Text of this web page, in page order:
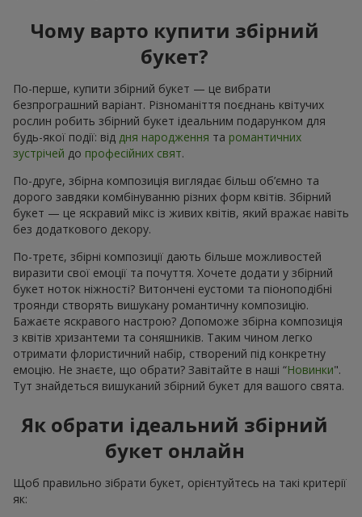
Чому варто купити збірний
букет?
По-перше, купити збірний букет — це вибрати
безпрограшний варіант. Різноманіття поєднань квітучих
рослин робить збірний букет ідеальним подарунком для
будь-якої події: від дня народження та романтичних
зустрічей до професійних свят.
По-друге, збірна композиція виглядає більш об’ємно та
дорого завдяки комбінуванню різних форм квітів. Збірний
букет — це яскравий мікс із живих квітів, який вражає навіть
без додаткового декору.
По-третє, збірні композиції дають більше можливостей
виразити свої емоції та почуття. Хочете додати у збірний
букет ноток ніжності? Витончені еустоми та піоноподібні
троянди створять вишукану романтичну композицію.
Бажаєте яскравого настрою? Допоможе збірна композиція
з квітів хризантеми та соняшників. Таким чином легко
отримати флористичний набір, створений під конкретну
емоцію. Не знаєте, що обрати? Завітайте в наші “Новинки".
Тут знайдеться вишуканий збірний букет для вашого свята.
Як обрати ідеальний збірний
букет онлайн
Щоб правильно зібрати букет, орієнтуйтесь на такі критерії
як: